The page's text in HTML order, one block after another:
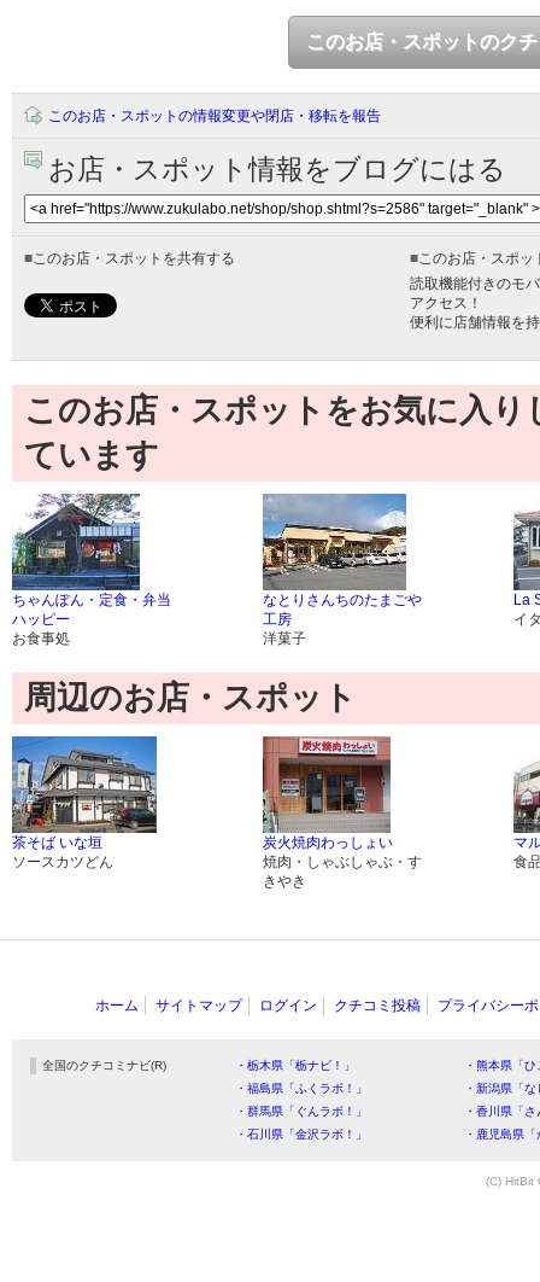
このお店・スポットのク
このお店・スポットの情報変更や閉店・移転を報告
お店・スポット情報をブログにはる
■このお店・スポットを共有する ■このお店・スポッ
読取機能付きのモ
アクセス！
便利に店舗情報を
このお店・スポットをお気に入
ています
ちゃんぽん・定食・弁当
ハッピー
お食事処
なとりさんちのたまごや
工房
洋菓子
La
イ
周辺のお店・スポット
茶そば いな垣
ソースカツどん
炭火焼肉わっしょい
焼肉・しゃぶしゃぶ・す
きやき
マ
食
ホーム サイトマップ ログイン クチコミ投稿 プライバシー
全国のクチコミナビ(R) ・栃木県「栃ナビ！」
・熊本県「
・福島県「ふくラボ！」
・新潟県「
・群馬県「ぐんラボ！」
・香川県「
・石川県「金沢ラボ！」
・鹿児島県
(C) HitBit